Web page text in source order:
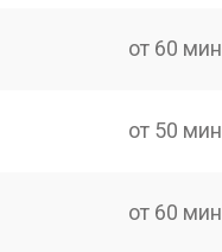
от 60 мин
от 50 мин
от 60 мин